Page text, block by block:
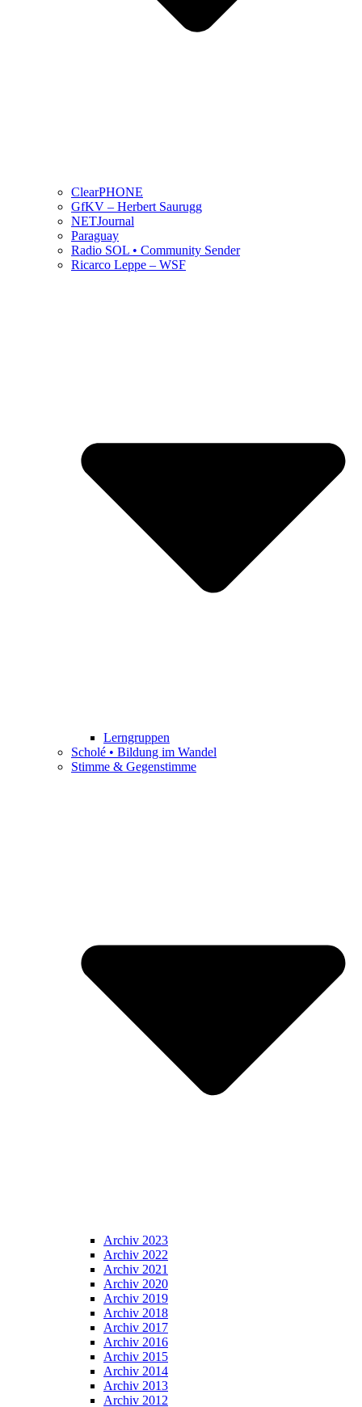
ClearPHONE
GfKV – Herbert Saurugg
NETJournal
Paraguay
Radio SOL • Community Sender
Ricarco Leppe – WSF
Lerngruppen
Scholé • Bildung im Wandel
Stimme & Gegenstimme
Archiv 2023
Archiv 2022
Archiv 2021
Archiv 2020
Archiv 2019
Archiv 2018
Archiv 2017
Archiv 2016
Archiv 2015
Archiv 2014
Archiv 2013
Archiv 2012